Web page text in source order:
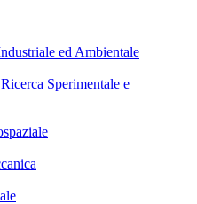
ed Ambientale
Sperimentale e